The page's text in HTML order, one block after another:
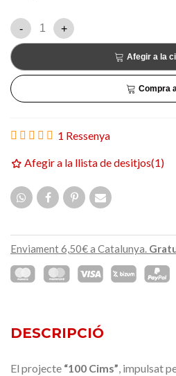
- +
Afegir a la
Compra
1 Ressenya
Afegir a la llista de desitjos(1)
Enviament 6,50€ a Catalunya.
DESCRIPCIÓ
El projecte “100 Cims”, impulsat